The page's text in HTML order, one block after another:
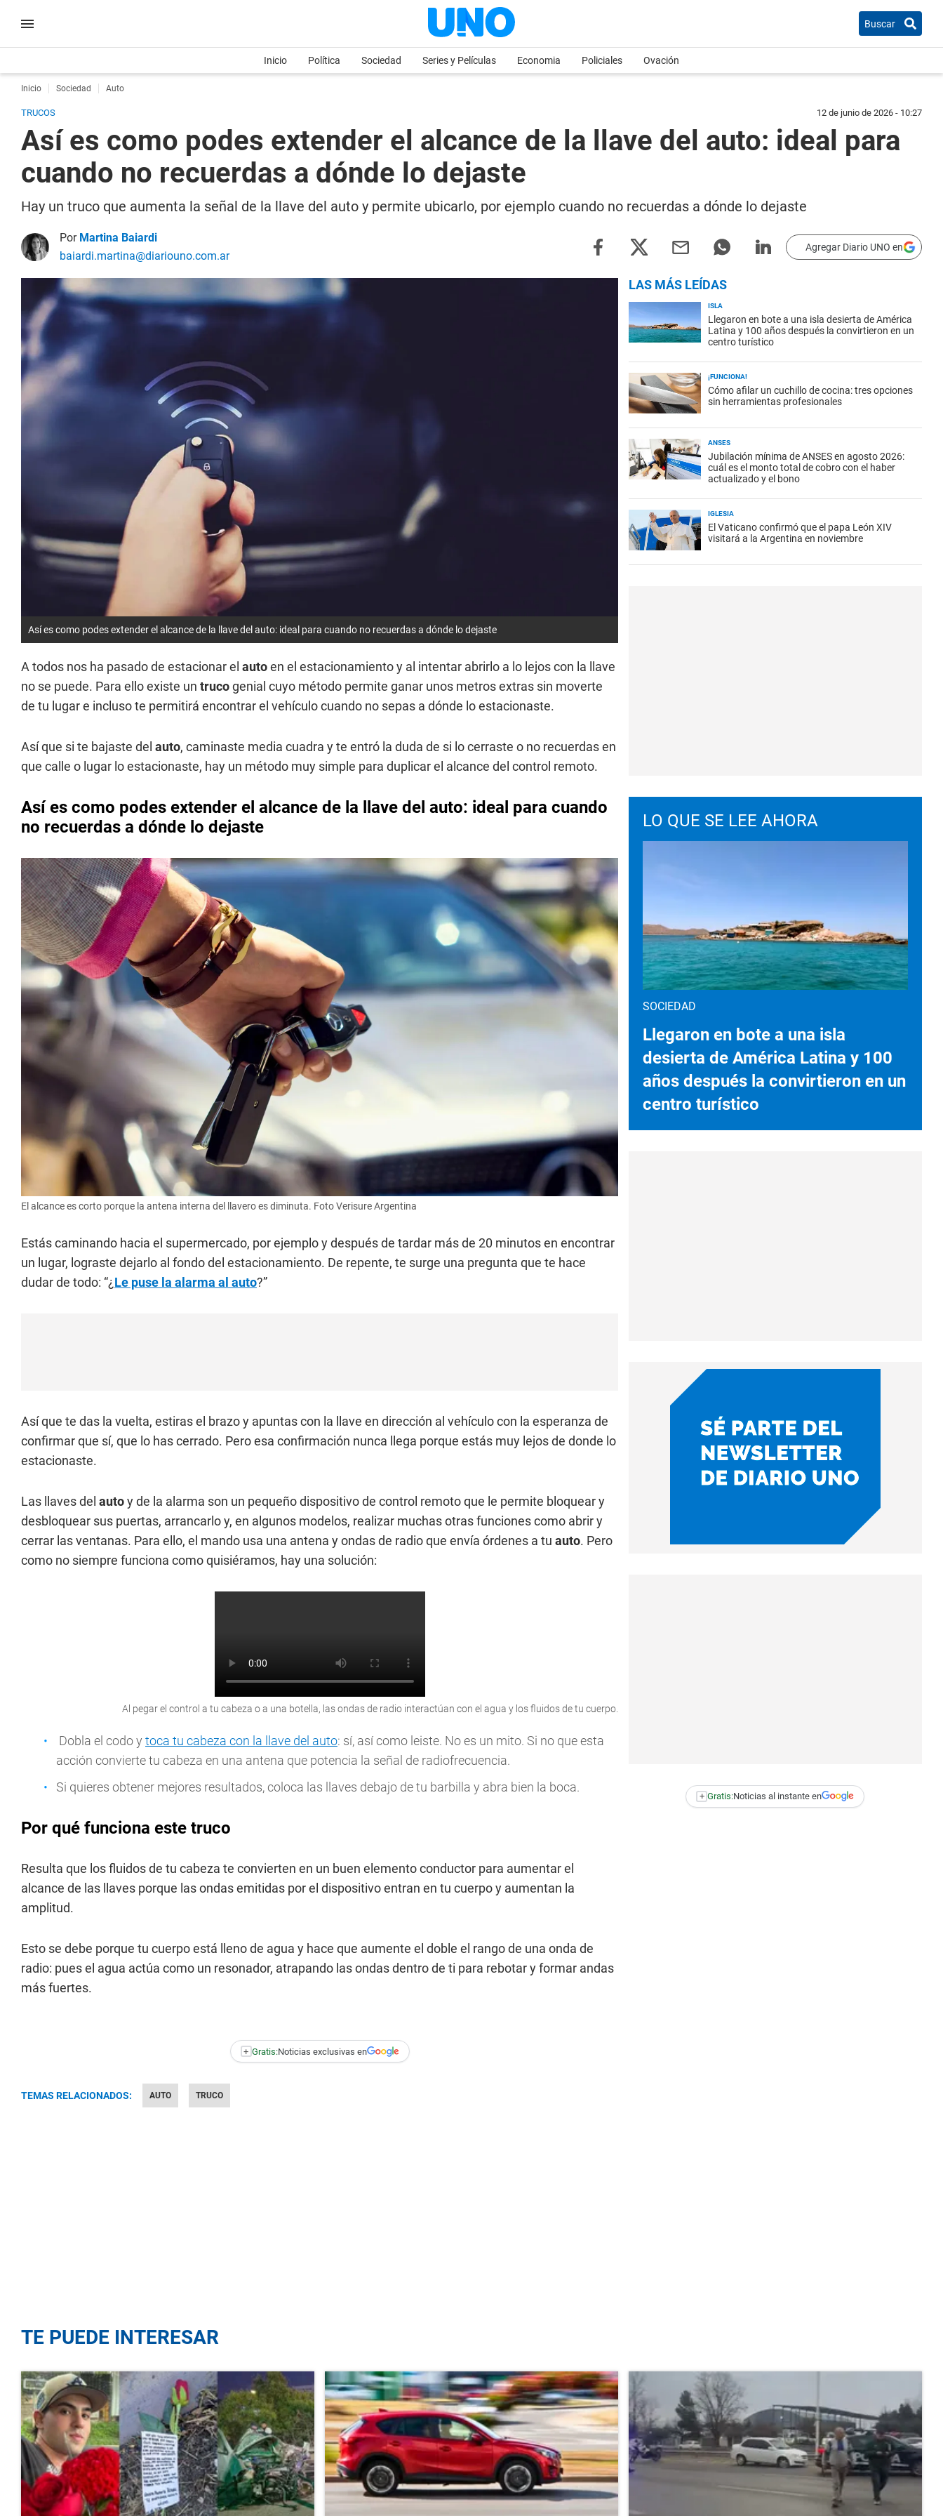
Buscar
Inicio Política Sociedad Series y Películas Economia Policiales Ovación
Inicio Sociedad Auto
TRUCOS 12 de junio de 2026 - 10:27
Así es como podes extender el alcance de la llave del auto: ideal para
cuando no recuerdas a dónde lo dejaste
Hay un truco que aumenta la señal de la llave del auto y permite ubicarlo, por ejemplo cuando no recuerdas a dónde lo dejaste
Por Martina Baiardi
baiardi.martina@diariouno.com.ar
Agregar Diario UNO en
Así es como podes extender el alcance de la llave del auto: ideal para cuando no recuerdas a dónde lo dejaste
A todos nos ha pasado de estacionar el autoen el estacionamiento y al intentar abrirlo a lo lejos con la llave
no se puede. Para ello existe un trucogenial cuyo método permite ganar unos metros extras sin moverte
de tu lugar e incluso te permitirá encontrar el vehículo cuando no sepas a dónde lo estacionaste.
Así que si te bajaste del auto, caminaste media cuadra y te entró la duda de si lo cerraste o no recuerdas en
que calle o lugar lo estacionaste, hay un método muy simple para duplicar el alcance del control remoto.
Así es como podes extender el alcance de la llave del auto: ideal para cuando
no recuerdas a dónde lo dejaste
El alcance es corto porque la antena interna del llavero es diminuta. Foto Verisure Argentina
Estás caminando hacia el supermercado, por ejemplo y después de tardar más de 20 minutos en encontrar
un lugar, lograste dejarlo al fondo del estacionamiento. De repente, te surge una pregunta que te hace
dudar de todo: “¿Le puse la alarma al auto?”
Así que te das la vuelta, estiras el brazo y apuntas con la llave en dirección al vehículo con la esperanza de
confirmar que sí, que lo has cerrado. Pero esa confirmación nunca llega porque estás muy lejos de donde lo
estacionaste.
Las llaves del autoy de la alarma son un pequeño dispositivo de control remoto que le permite bloquear y
desbloquear sus puertas, arrancarlo y, en algunos modelos, realizar muchas otras funciones como abrir y
cerrar las ventanas. Para ello, el mando usa una antena y ondas de radio que envía órdenes a tu auto. Pero
como no siempre funciona como quisiéramos, hay una solución:
Al pegar el control a tu cabeza o a una botella, las ondas de radio interactúan con el agua y los fluidos de tu cuerpo.
Dobla el codo y toca tu cabeza con la llave del auto: sí, así como leiste. No es un mito. Si no que esta
acción convierte tu cabeza en una antena que potencia la señal de radiofrecuencia.
Si quieres obtener mejores resultados, coloca las llaves debajo de tu barbilla y abra bien la boca.
Por qué funciona este truco
Resulta que los fluidos de tu cabeza te convierten en un buen elemento conductor para aumentar el
alcance de las llaves porque las ondas emitidas por el dispositivo entran en tu cuerpo y aumentan la
amplitud.
Esto se debe porque tu cuerpo está lleno de agua y hace que aumente el doble el rango de una onda de
radio: pues el agua actúa como un resonador, atrapando las ondas dentro de ti para rebotar y formar andas
más fuertes.
+ Gratis:Noticias exclusivas en
TEMAS RELACIONADOS: AUTO TRUCO
LAS MÁS LEÍDAS
ISLA
Llegaron en bote a una isla desierta de América
Latina y 100 años después la convirtieron en un
centro turístico
¡FUNCIONA!
Cómo afilar un cuchillo de cocina: tres opciones
sin herramientas profesionales
ANSES
Jubilación mínima de ANSES en agosto 2026:
cuál es el monto total de cobro con el haber
actualizado y el bono
IGLESIA
El Vaticano confirmó que el papa León XIV
visitará a la Argentina en noviembre
LO QUE SE LEE AHORA
SOCIEDAD
Llegaron en bote a una isla
desierta de América Latina y 100
años después la convirtieron en un
centro turístico
+ Gratis:Noticias al instante en
TE PUEDE INTERESAR